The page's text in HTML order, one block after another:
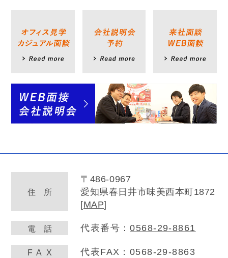
住 所
〒486-0967
愛知県春日井市味美西本町1872
[MAP]
電話 代表番号：0568-29-8861
FA X 代表FAX：0568-29-8863